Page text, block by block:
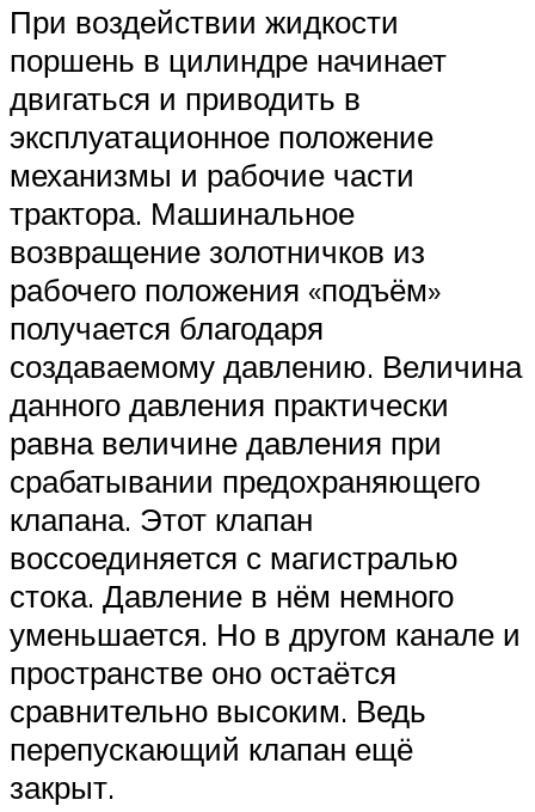
При воздействии жидкости
поршень в цилиндре начинает
двигаться и приводить в
эксплуатационное положение
механизмы и рабочие части
трактора. Машинальное
возвращение золотничков из
рабочего положения «подъём»
получается благодаря
создаваемому давлению. Величина
данного давления практически
равна величине давления при
срабатывании предохраняющего
клапана. Этот клапан
воссоединяется с магистралью
стока. Давление в нём немного
уменьшается. Но в другом канале и
пространстве оно остаётся
сравнительно высоким. Ведь
перепускающий клапан ещё
закрыт.